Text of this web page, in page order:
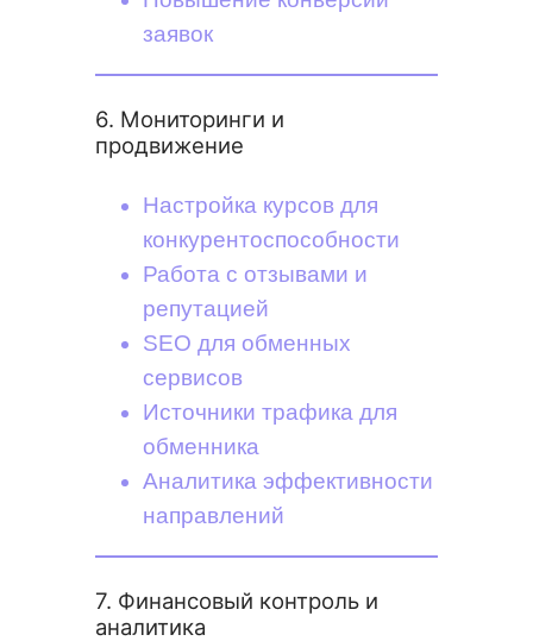
заявок
6. Мониторинги и
продвижение
Настройка курсов для
конкурентоспособности
Работа с отзывами и
репутацией
SEO для обменных
сервисов
Источники трафика для
обменника
Аналитика эффективности
направлений
7. Финансовый контроль и
аналитика